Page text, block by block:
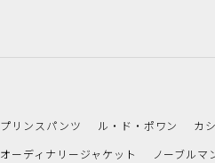
プリンスパンツ ル・ド・ポワン カ
オーディナリージャケット
ノーブルマ